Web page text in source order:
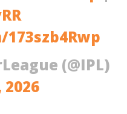
(@IPL)
2026